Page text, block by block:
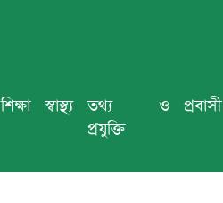
শিক্ষা স্বাস্থ্য
তথ্য ও
প্রযুক্তি
প্রবাসী